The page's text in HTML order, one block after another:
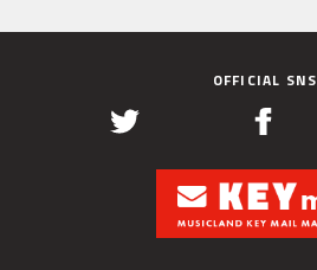
OFFICIAL SNS